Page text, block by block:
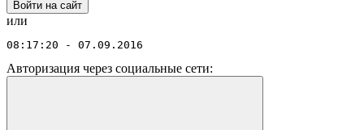
или
08:17:20 - 07.09.2016
Авторизация через социальные сети: